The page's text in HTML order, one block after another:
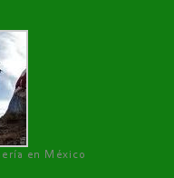
en México